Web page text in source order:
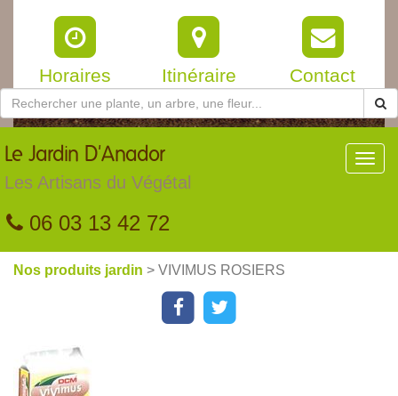
Horaires Itinéraire Contact
Le Jardin D'Anador
Les Artisans du Végétal
06 03 13 42 72
Nos produits jardin > VIVIMUS ROSIERS